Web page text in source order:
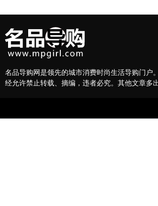
名品导购网是领先的城市消费时尚生活导购门户
经允许禁止转载、摘编，违者必究。其他文章